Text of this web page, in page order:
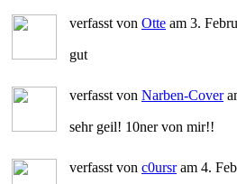
verfasst von Otte am 3.
gut
verfasst von Narben-Cover
sehr geil! 10ner von mir!!
verfasst von c0ursram 4.